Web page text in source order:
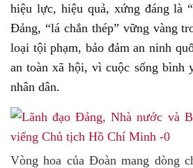
hiệu lực, hiệu quả, xứng đáng là
Đảng, “lá chắn thép” vững vàng
loại tội phạm, bảo đảm an ninh
an toàn xã hội, vì cuộc sống bình
nhân dân.
Vòng hoa của Đoàn mang dòng